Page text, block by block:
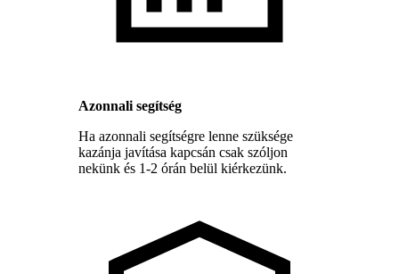
Azonnali segítség
Ha azonnali segítségre lenne szüksége
kazánja javítása kapcsán csak szóljon
nekünk és 1-2 órán belül kiérkezünk.